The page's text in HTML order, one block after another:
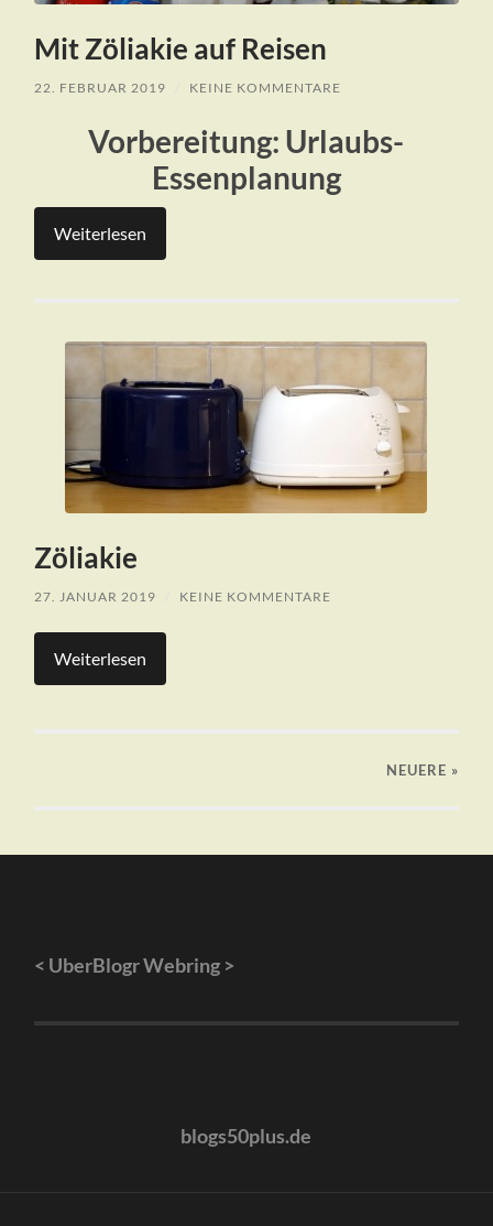
Mit Zöliakie auf Reisen
22. FEBRUAR 2019 KEINE KOMMENTARE
Vorbereitung: Urlaubs-
Essenplanung
Weiterlesen
Zöliakie
27. JANUAR 2019 KEINE KOMMENTARE
Weiterlesen
NEUERE »
< UberBlogr Webring >
blogs50plus.de